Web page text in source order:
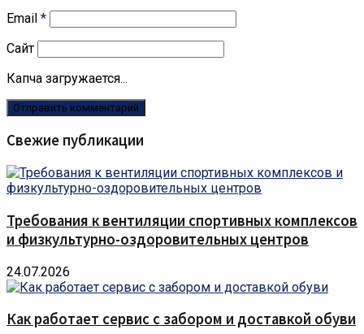
Email *
Сайт
Капча загружается...
Свежие публикации
Требования к вентиляции спортивных комплексов
и физкультурно-оздоровительных центров
24.07.2026
Как работает сервис с забором и доставкой обуви